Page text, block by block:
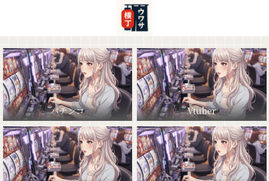
パチンコ Vtuber